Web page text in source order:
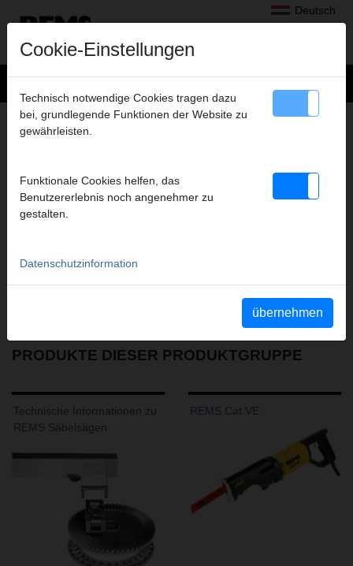
Deutsch
SÄGEN
YouTube REMS Puma VE
PRODUKTE DIESER PRODUKTGRUPPE
Technische Informationen zu
REMS Säbelsägen
REMS Cat VE
Cookie-Einstellungen
Technisch notwendige Cookies tragen dazu
bei, grundlegende Funktionen der Website zu
gewährleisten.
Funktionale Cookies helfen, das
Benutzererlebnis noch angenehmer zu
gestalten.
Datenschutzinformation
übernehmen